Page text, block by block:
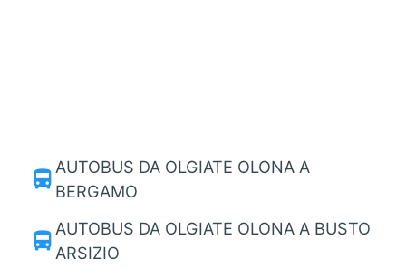
directions_bus AUTOBUS DA OLGIATE OLONA A
BERGAMO
directions_bus AUTOBUS DA OLGIATE OLONA A BUSTO
ARSIZIO